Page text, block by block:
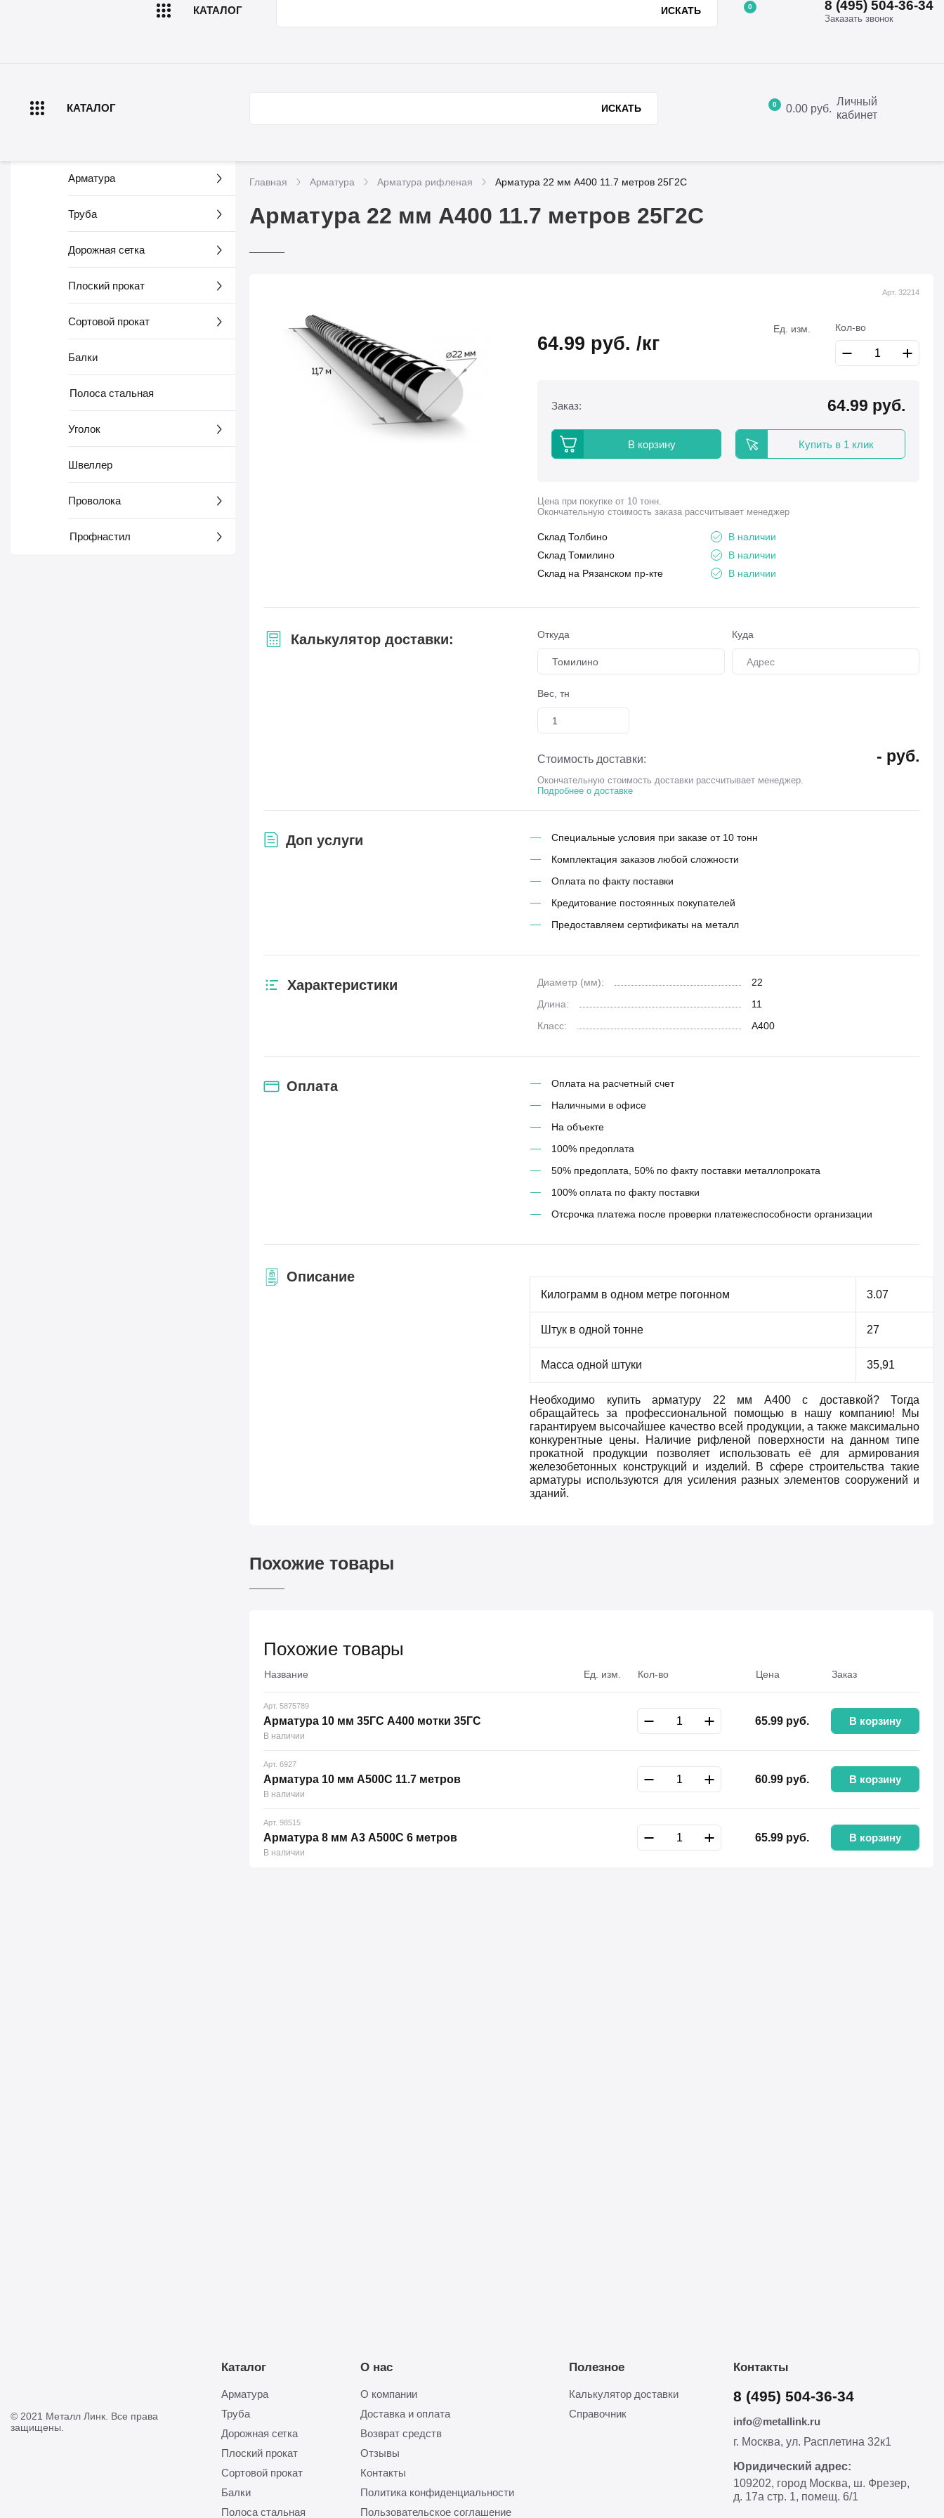
О компании Полезное Доставка и оплата Металлоконструкции Отзывы 8 (495) 504-36-34
КАТАЛОГ ИСКАТЬ
Личный
кабинет
0 0.00 руб.
КАТАЛОГ ИСКАТЬ 0 8 (495) 504-36-34
Заказать звонок
Арматура
Труба
Дорожная сетка
Плоский прокат
Сортовой прокат
Балки
Полоса стальная
Уголок
Швеллер
Проволока
Профнастил
Главная Арматура Арматура рифленая Арматура 22 мм А400 11.7 метров 25Г2С
Арматура 22 мм А400 11.7 метров 25Г2С
Арт. 32214
64.99 руб. /кг
Ед. изм. Кол-во
Заказ: 64.99 руб.
В корзину Купить в 1 клик
Цена при покупке от 10 тонн.
Окончательную стоимость заказа рассчитывает менеджер
Склад Толбино
В наличии
Склад Томилино
В наличии
Склад на Рязанском пр-кте
В наличии
Калькулятор доставки: Откуда
Томилино
Куда
Вес, тн
Стоимость доставки: - руб.
Окончательную стоимость доставки рассчитывает менеджер.
Подробнее о доставке
Доп услуги
Специальные условия при заказе от 10 тонн
Комплектация заказов любой сложности
Оплата по факту поставки
Кредитование постоянных покупателей
Предоставляем сертификаты на металл
Характеристики Диаметр (мм):
22
Длина:
11
Класс:
А400
Оплата
Оплата на расчетный счет
Наличными в офисе
На объекте
100% предоплата
50% предоплата, 50% по факту поставки металлопроката
100% оплата по факту поставки
Отсрочка платежа после проверки платежеспособности организации
Описание
Килограмм в одном метре погонном 3.07
Штук в одной тонне 27
Масса одной штуки 35,91
Необходимо купить арматуру 22 мм А400 с доставкой? Тогда
обращайтесь за профессиональной помощью в нашу компанию! Мы
гарантируем высочайшее качество всей продукции, а также максимально
конкурентные цены. Наличие рифленой поверхности на данном типе
прокатной продукции позволяет использовать её для армирования
железобетонных конструкций и изделий. В сфере строительства такие
арматуры используются для усиления разных элементов сооружений и
зданий.
Похожие товары
Похожие товары
Название Ед. изм. Кол-во Цена Заказ
Арт. 5875789
Арматура 10 мм 35ГС А400 мотки 35ГС
В наличии
65.99 руб. В корзину
Арт. 6927
Арматура 10 мм А500С 11.7 метров
В наличии
60.99 руб. В корзину
Арт. 98515
Арматура 8 мм А3 А500С 6 метров
В наличии
65.99 руб. В корзину
© 2021 Металл Линк. Все права
защищены.
Каталог
Арматура
Труба
Дорожная сетка
Плоский прокат
Сортовой прокат
Балки
Полоса стальная
О нас
О компании
Доставка и оплата
Возврат средств
Отзывы
Контакты
Политика конфиденциальности
Пользовательское соглашение
Полезное
Калькулятор доставки
Справочник
Контакты
8 (495) 504-36-34
info@metallink.ru
г. Москва, ул. Расплетина 32к1
Юридический адрес:
109202, город Москва, ш. Фрезер,
д. 17а стр. 1, помещ. 6/1